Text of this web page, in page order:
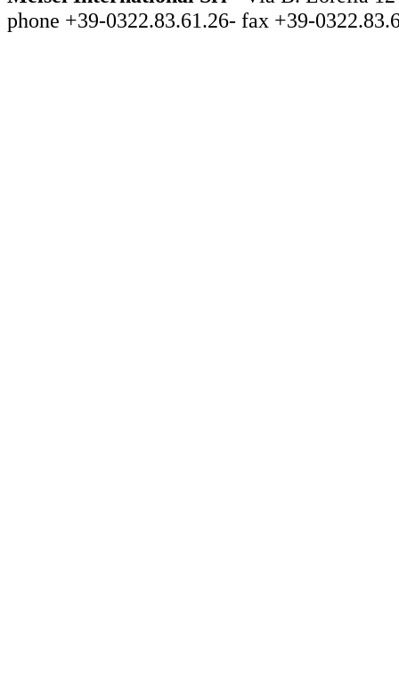
phone +39-0322.83.61.26- fax +39-